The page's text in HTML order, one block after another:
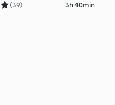
(39) 3h 40min